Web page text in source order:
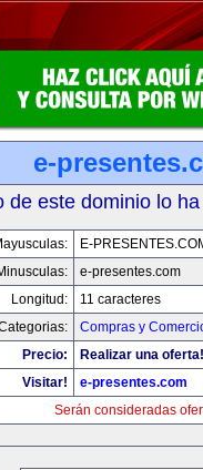
e-
de este dominio lo
E-
e-presentes.com
Longitud:
11 caracteres
Compras y
Precio:
Realizar una oferta!
Visitar!
e-presentes.com
Serán consideradas